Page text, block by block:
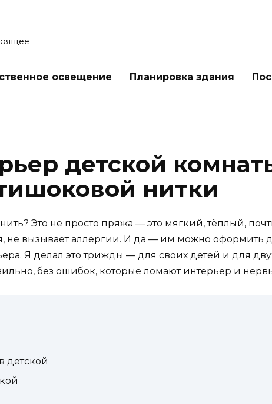
освещение Планировка здания
детской
нитки
Это не просто пряжа — это мягкий, тёплый,
не вызывает аллергии. И да — им можно оформить
Я делал это трижды — для своих детей и для
без ошибок, которые ломают интерьер и
детской